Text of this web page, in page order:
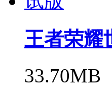
王者荣耀
33.70MB